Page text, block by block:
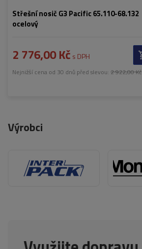
Střešní nosič G3 Pacific 65.110-68.132
ocelový
2 776,00 Kč s DPH
Nejnižší cena od 30 dnů před slevou: 2 922,00 Kč
Výrobci